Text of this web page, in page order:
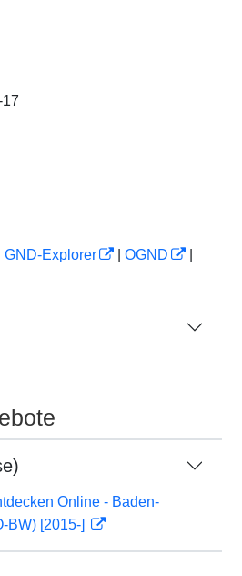
GND-Explorer OGND
Online - Baden-
BW) [2015-]